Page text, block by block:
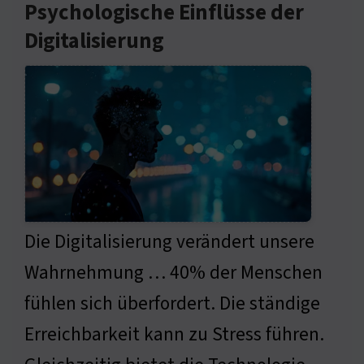
Psychologische Einflüsse der
Digitalisierung
Die Digitalisierung verändert unsere
Wahrnehmung … 40% der Menschen
fühlen sich überfordert. Die ständige
Erreichbarkeit kann zu Stress führen.